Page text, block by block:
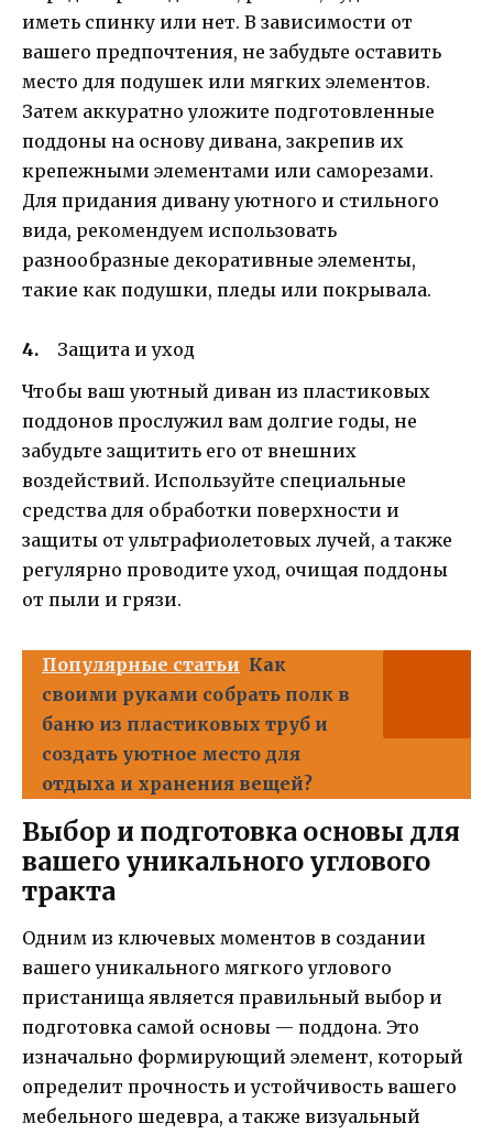
иметь спинку или нет. В зависимости от
вашего предпочтения, не забудьте оставить
место для подушек или мягких элементов.
Затем аккуратно уложите подготовленные
поддоны на основу дивана, закрепив их
крепежными элементами или саморезами.
Для придания дивану уютного и стильного
вида, рекомендуем использовать
разнообразные декоративные элементы,
такие как подушки, пледы или покрывала.
Защита и уход
Чтобы ваш уютный диван из пластиковых
поддонов прослужил вам долгие годы, не
забудьте защитить его от внешних
воздействий. Используйте специальные
средства для обработки поверхности и
защиты от ультрафиолетовых лучей, а также
регулярно проводите уход, очищая поддоны
от пыли и грязи.
Популярные статьи Как
своими руками собрать полк в
баню из пластиковых труб и
создать уютное место для
отдыха и хранения вещей?
Выбор и подготовка основы для
вашего уникального углового
тракта
Одним из ключевых моментов в создании
вашего уникального мягкого углового
пристанища является правильный выбор и
подготовка самой основы — поддона. Это
изначально формирующий элемент, который
определит прочность и устойчивость вашего
мебельного шедевра, а также визуальный